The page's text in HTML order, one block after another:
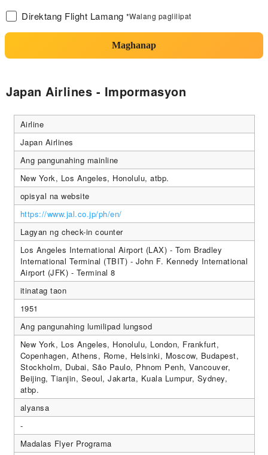
Direktang Flight Lamang *Walang paglilipat
Maghanap
Japan Airlines - Impormasyon
Airline
Japan Airlines
Ang pangunahing mainline
New York, Los Angeles, Honolulu, atbp.
opisyal na website
https://www.jal.co.jp/ph/en/
Lagyan ng check-in counter
Los Angeles International Airport (LAX) - Tom Bradley
International Terminal (TBIT) - John F. Kennedy International
Airport (JFK) - Terminal 8
itinatag taon
1951
Ang pangunahing lumilipad lungsod
New York, Los Angeles, Honolulu, London, Frankfurt,
Copenhagen, Athens, Rome, Helsinki, Moscow, Budapest,
Stockholm, Dubai, São Paulo, Phnom Penh, Vancouver,
Beijing, Tianjin, Seoul, Jakarta, Kuala Lumpur, Sydney,
atbp.
alyansa
-
Madalas Flyer Programa